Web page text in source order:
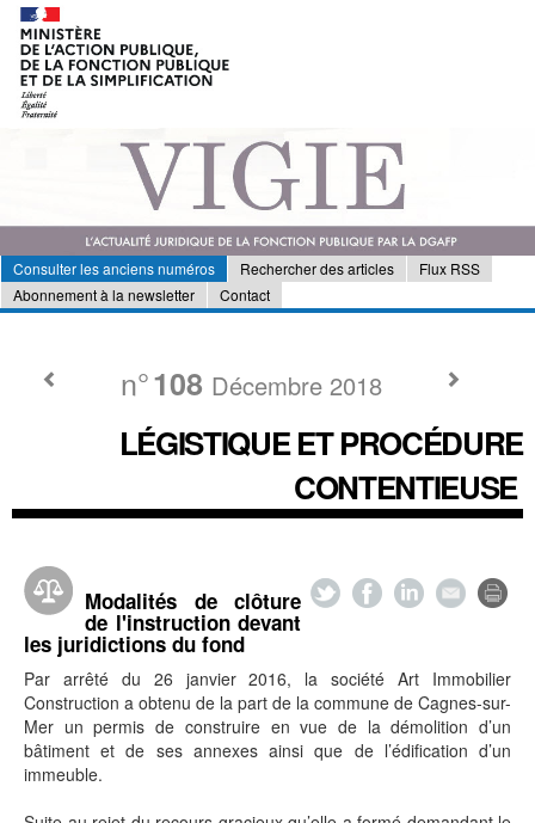
Consulter les anciens numéros Rechercher des articles
Flux RSS
Abonnement à la newsletter
Contact
n°108 Décembre 2018
LÉGISTIQUE ET PROCÉDURE
CONTENTIEUSE
Modalités de clôture
de l'instruction devant
les juridictions du fond
Par arrêté du 26 janvier 2016, la société Art Immobilier
Construction a obtenu de la part de la commune de Cagnes-sur-
Mer un permis de construire en vue de la démolition d’un
bâtiment et de ses annexes ainsi que de l’édification d’un
immeuble.